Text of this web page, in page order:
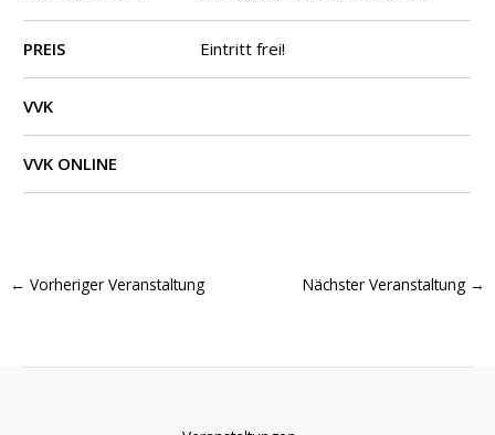
PREIS Eintritt frei!
VVK
VVK ONLINE
← Vorheriger Veranstaltung Nächster Veranstaltung →